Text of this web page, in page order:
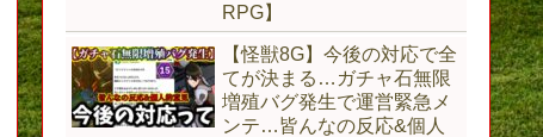
RPG】
【怪獣8G】今後の対応で全
てが決まる…ガチャ石無限
増殖バグ発生で運営緊急メ
ンテ…皆んなの反応&個人